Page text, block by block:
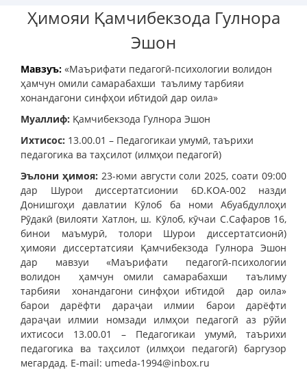
Ҳимояи Қамчибекзода Гулнора
Эшон
Мавзуъ: «Маърифати педагогӣ-психологии волидон
ҳамчун омили самарабахши таълиму тарбияи
хонандагони синфҳои ибтидоӣ дар оила»
Муаллиф: Қамчибекзода Гулнора Эшон
Ихтисос: 13.00.01 – Педагогикаи умумӣ, таърихи
педагогика ва таҳсилот (илмҳои педагогӣ)
Эълони ҳимоя: 23-юми августи соли 2025, соати 09:00
дар Шурои диссертатсионии 6D.KOA-002 назди
Донишгоҳи давлатии Кӯлоб ба номи Абуабдуллоҳи
Рӯдакӣ (вилояти Хатлон, ш. Кӯлоб, кӯчаи С.Сафаров 16,
бинои маъмурӣ, толори Шурои диссертатсионӣ)
ҳимояи диссертатсияи Қамчибекзода Гулнора Эшон
дар мавзуи «Маърифати педагогӣ-психологии
волидон ҳамчун омили самарабахши таълиму
тарбияи хонандагони синфҳои ибтидоӣ дар оила»
барои дарёфти дараҷаи илмии барои дарёфти
дараҷаи илмии номзади илмҳои педагогӣ аз рӯйи
ихтисоси 13.00.01 – Педагогикаи умумӣ, таърихи
педагогика ва таҳсилот (илмҳои педагогӣ) баргузор
мегардад. E-mail: umeda-1994@inbox.ru